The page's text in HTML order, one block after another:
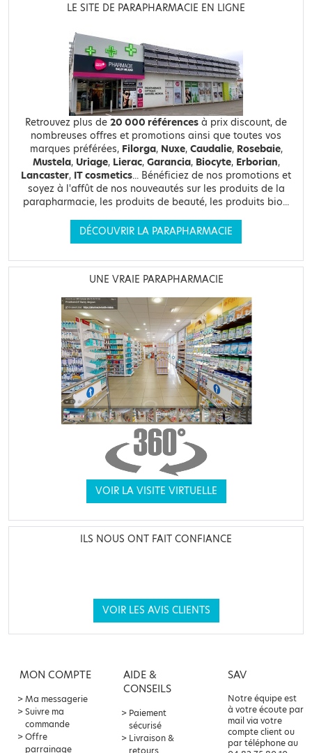
LE SITE DE PARAPHARMACIE EN LIGNE
Retrouvez plus de 20 000 références à prix discount, de
nombreuses offres et promotions ainsi que toutes vos
marques préférées, Filorga, Nuxe, Caudalie, Rosebaie,
Mustela, Uriage, Lierac, Garancia, Biocyte, Erborian,
Lancaster, IT cosmetics... Bénéficiez de nos promotions et
soyez à l'affût de nos nouveautés sur les produits de la
parapharmacie, les produits de beauté, les produits bio...
DÉCOUVRIR LA PARAPHARMACIE
UNE VRAIE PARAPHARMACIE
VOIR LA VISITE VIRTUELLE
ILS NOUS ONT FAIT CONFIANCE
VOIR LES AVIS CLIENTS
MON COMPTE
Ma messagerie
Suivre ma
commande
Offre
parrainage
AIDE &
CONSEILS
Paiement
sécurisé
Livraison &
retours
SAV
Notre équipe est
à votre écoute par
mail via votre
compte client ou
par téléphone au